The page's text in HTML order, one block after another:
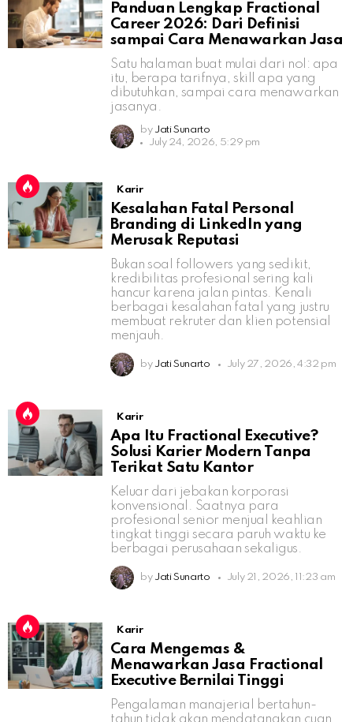
Panduan Lengkap Fractional
Career 2026: Dari Definisi
sampai Cara Menawarkan Jasa
Satu halaman buat mulai dari nol: apa
itu, berapa tarifnya, skill apa yang
dibutuhkan, sampai cara menawarkan
jasanya.
by Jati Sunarto
July 24, 2026, 5:29 pm
Karir
Kesalahan Fatal Personal
Branding di LinkedIn yang
Merusak Reputasi
Bukan soal followers yang sedikit,
kredibilitas profesional sering kali
hancur karena jalan pintas. Kenali
berbagai kesalahan fatal yang justru
membuat rekruter dan klien potensial
menjauh.
by Jati Sunarto July 27, 2026, 4:32 pm
Karir
Apa Itu Fractional Executive?
Solusi Karier Modern Tanpa
Terikat Satu Kantor
Keluar dari jebakan korporasi
konvensional. Saatnya para
profesional senior menjual keahlian
tingkat tinggi secara paruh waktu ke
berbagai perusahaan sekaligus.
by Jati Sunarto July 21, 2026, 11:23 am
Karir
Cara Mengemas &
Menawarkan Jasa Fractional
Executive Bernilai Tinggi
Pengalaman manajerial bertahun-